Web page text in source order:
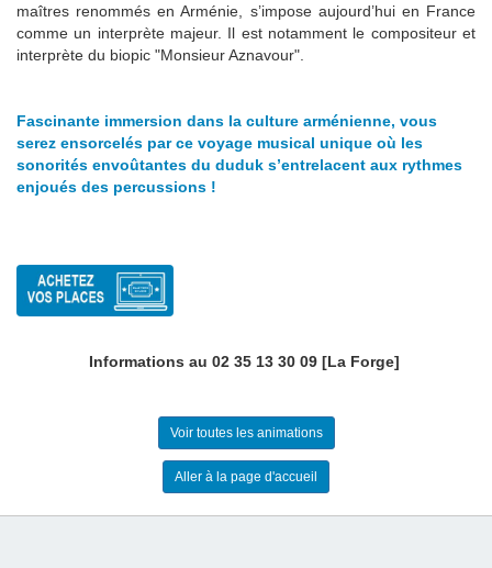
maîtres renommés en Arménie, s’impose aujourd’hui en France
comme un interprète majeur. Il est notamment le compositeur et
interprète du biopic "Monsieur Aznavour".
Fascinante immersion dans la culture arménienne, vous
serez ensorcelés par ce voyage musical unique où les
sonorités envoûtantes du duduk s’entrelacent aux rythmes
enjoués des percussions !
Informations au 02 35 13 30 09 [La Forge]
Voir toutes les animations
Aller à la page d'accueil